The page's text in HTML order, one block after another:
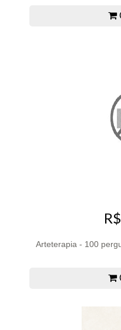
Arteterapia - 100